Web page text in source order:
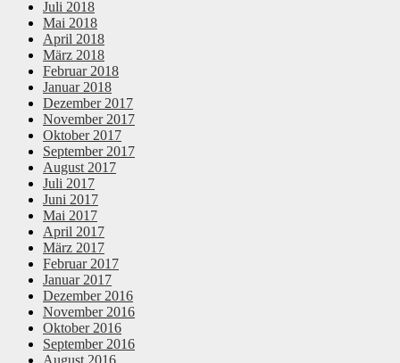
Juli 2018
Mai 2018
April 2018
März 2018
Februar 2018
Januar 2018
Dezember 2017
November 2017
Oktober 2017
September 2017
August 2017
Juli 2017
Juni 2017
Mai 2017
April 2017
März 2017
Februar 2017
Januar 2017
Dezember 2016
November 2016
Oktober 2016
September 2016
August 2016